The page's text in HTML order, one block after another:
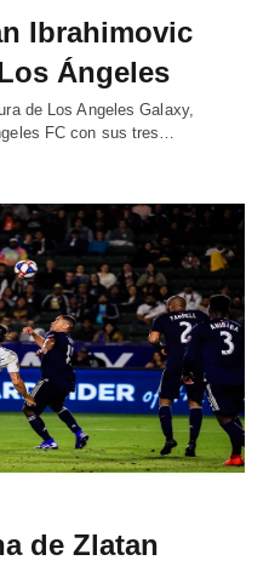
Ibrahimovic
Ángeles
de Los Angeles Galaxy,
FC con sus tres…
de Zlatan